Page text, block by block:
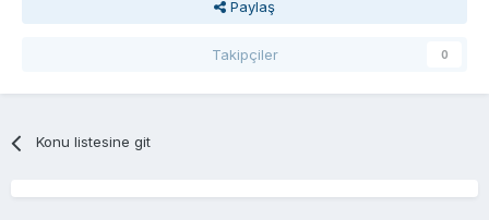
Paylaş
Takipçiler 0
Konu listesine git